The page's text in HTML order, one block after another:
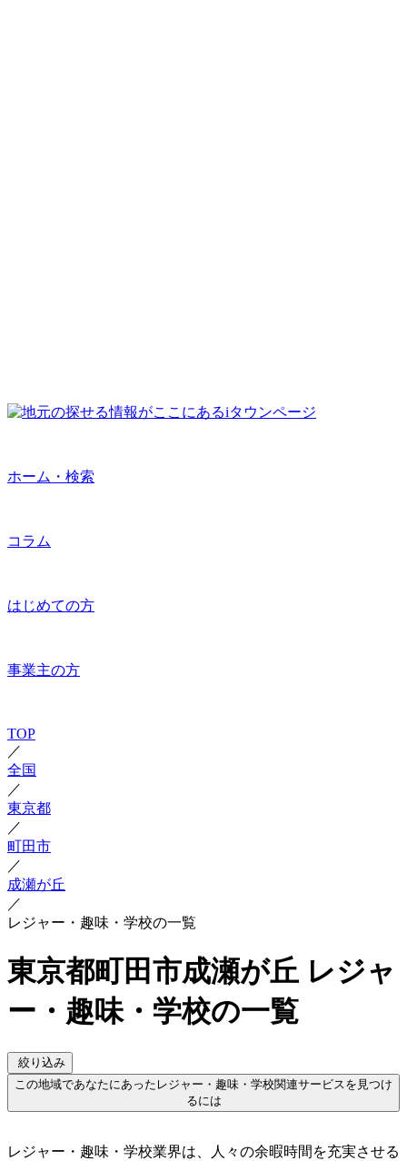
ホーム・検索
コラム
はじめての方
事業主の方
TOP
／
全国
／
東京都
／
町田市
／
成瀬が丘
／
レジャー・趣味・学校の一覧
東京都町田市成瀬が丘 レジャ
ー・趣味・学校の一覧
絞り込み
この地域であなたにあったレジャー・趣味・学校関連サービスを見つけ
るには
レジャー・趣味・学校業界は、人々の余暇時間を充実させる